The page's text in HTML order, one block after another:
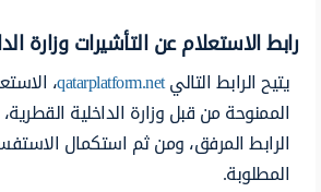
رابط الاستعلام عن التأشيرات وزارة
يتيح الرابط التاليqatarplatform.net
،
الممنوحة من قبل وزارة الداخلية
الرابط المرفق، ومن ثم استكمال
المطلوبة.